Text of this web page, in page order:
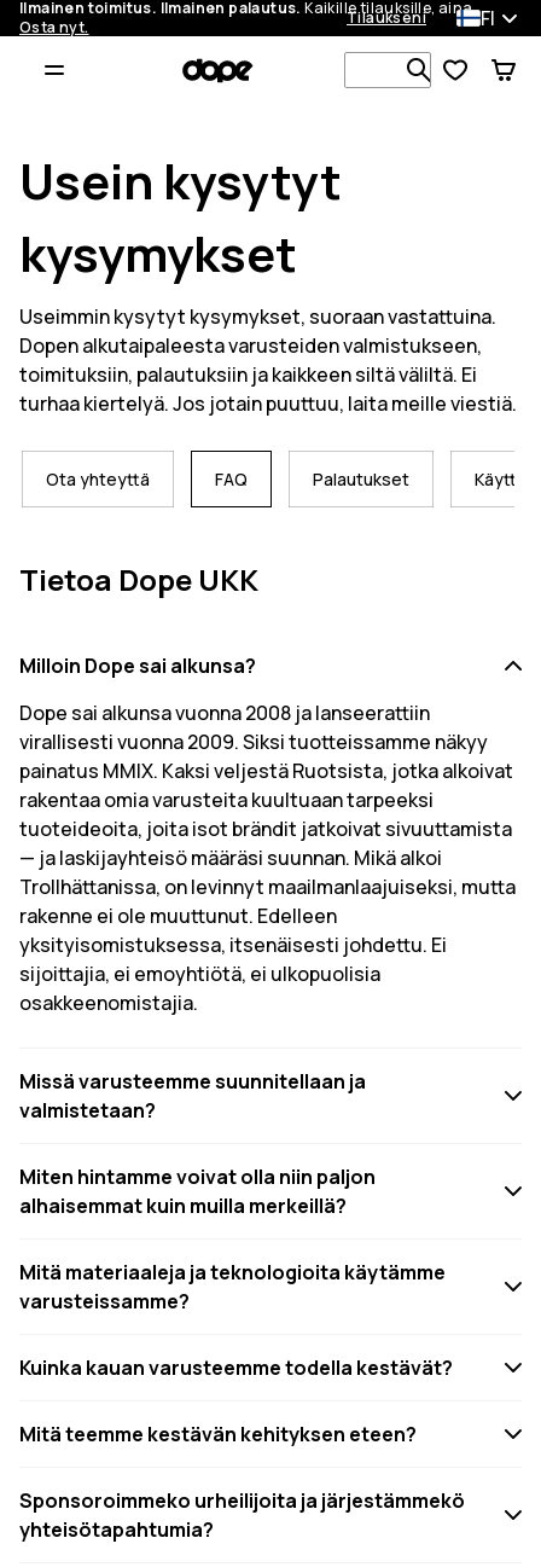
Ilmainen toimitus. Ilmainen palautus. Kaikille tilauksille, aina.
Osta nyt.
Tilaukseni FI
Etsi 1 000+
Usein kysytyt
kysymykset
Useimmin kysytyt kysymykset, suoraan vastattuina.
Dopen alkutaipaleesta varusteiden valmistukseen,
toimituksiin, palautuksiin ja kaikkeen siltä väliltä. Ei
turhaa kiertelyä. Jos jotain puuttuu, laita meille viestiä.
Ota yhteyttä FAQ Palautukset
Tietoa Dope UKK
Milloin Dope sai alkunsa?
Dope sai alkunsa vuonna 2008 ja lanseerattiin
virallisesti vuonna 2009. Siksi tuotteissamme näkyy
painatus MMIX. Kaksi veljestä Ruotsista, jotka alkoivat
rakentaa omia varusteita kuultuaan tarpeeksi
tuoteideoita, joita isot brändit jatkoivat sivuuttamista
— ja laskijayhteisö määräsi suunnan. Mikä alkoi
Trollhättanissa, on levinnyt maailmanlaajuiseksi, mutta
rakenne ei ole muuttunut. Edelleen
yksityisomistuksessa, itsenäisesti johdettu. Ei
sijoittajia, ei emoyhtiötä, ei ulkopuolisia
osakkeenomistajia.
Missä varusteemme suunnitellaan ja
valmistetaan?
Miten hintamme voivat olla niin paljon
alhaisemmat kuin muilla merkeillä?
Mitä materiaaleja ja teknologioita käytämme
varusteissamme?
Kuinka kauan varusteemme todella kestävät?
Mitä teemme kestävän kehityksen eteen?
Sponsoroimmeko urheilijoita ja järjestämmekö
yhteisötapahtumia?